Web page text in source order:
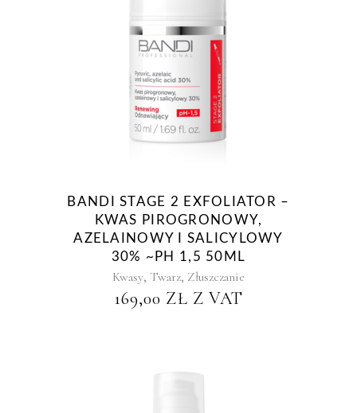
BANDI STAGE 2 EXFOLIATOR –
KWAS PIROGRONOWY,
AZELAINOWY I SALICYLOWY
30% ~PH 1,5 50ML
Kwasy, Twarz, Złuszczanie
169,00 ZŁ Z VAT